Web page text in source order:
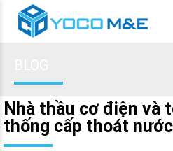
Nhà thầu cơ điện và
thống cấp thoát nước